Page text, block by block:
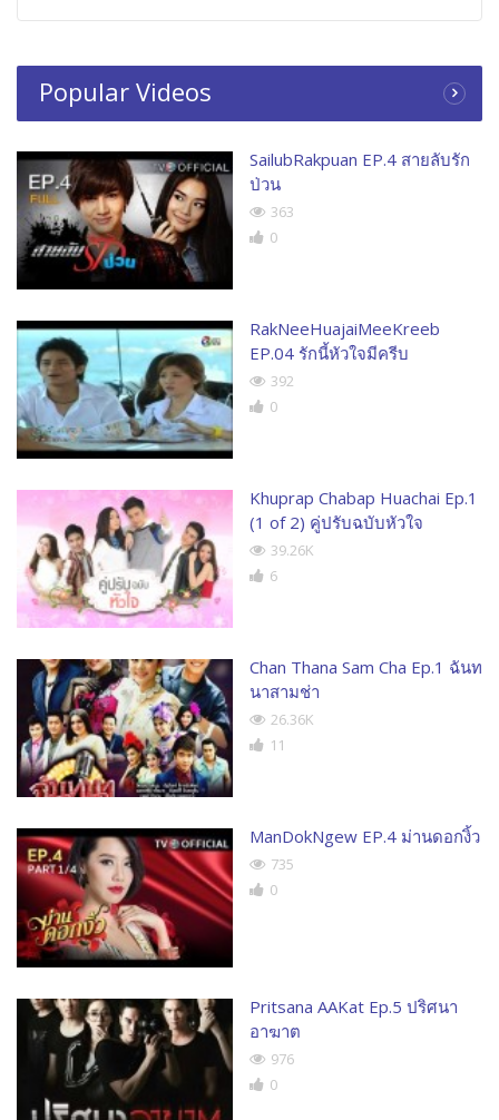
Popular Videos
SailubRakpuan EP.4 สายลับรัก
ป่วน
363
0
RakNeeHuajaiMeeKreeb
EP.04 รักนี้หัวใจมีครีบ
392
0
Khuprap Chabap Huachai Ep.1
(1 of 2) คู่ปรับฉบับหัวใจ
39.26K
6
Chan Thana Sam Cha Ep.1 ฉันท
นาสามช่า
26.36K
11
ManDokNgew EP.4 ม่านดอกงิ้ว
735
0
Pritsana AAKat Ep.5 ปริศนา
อาฆาต
976
0